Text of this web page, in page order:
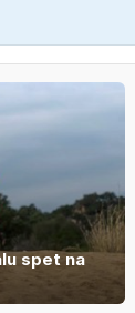
spet na